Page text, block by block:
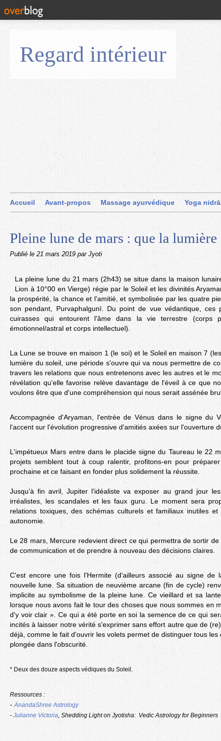
Regard intérieur
Accueil Avant-propos Massage ayurvédique Yoga nidrā
Pleine lune de mars : que la lumière
Publié le 21 mars 2019 par Jyoti
La pleine lune du 21 mars (2h43) se situe dans la maison
Lion à 10°00 en Vierge) régie par le Soleil et les divinités
la prospérité, la chance et l'amitié, et symbolisée par les quatre
son pendant, Purvaphalgunī. Du point de vue védantique, ces
cuirasses qui entourent l'âme dans la vie terrestre (corps
émotionnel/astral et corps intellectuel).
La Lune se trouve en maison 1 (le soi) et le Soleil en maison 7
lumière du soleil, une période s'ouvre qui va nous permettre de
travers les relations que nous entretenons avec les autres et le
révélation qu'elle favorise relève davantage de l'éveil à ce que
voulons être que d'une compréhension qui nous serait assénée
Accompagnée d'Aryaman, l'entrée de Vénus dans le signe du
l'accent sur l'évolution progressive d'amitiés axées sur l'ouverture
L'impétueux Mars entre dans le placide signe du Taureau le 22
projets semblent tout à coup ralentir, profitons-en pour
prochaine et ce faisant en fonder plus solidement la réussite.
Jusqu'à fin avril, Jupiter l'idéaliste va exposer au grand jour
irréalistes, les scandales et les faux guru. Le moment sera
relations toxiques, des schémas culturels et familiaux inutiles
autonomie.
Le 28 mars, Mercure redevient direct ce qui permettra de sortir
de communication et de prendre à nouveau des décisions claires.
C'est encore une fois l'Hermite (d'ailleurs associé au signe de
nouvelle lune. Sa situation de neuvième arcane (fin de cycle)
implicite au symbolisme de la pleine lune. Ce vieillard et sa
lorsque nous avons fait le tour des choses que nous sommes en
d'y voir clair ». Ce qui a été porte en soi la semence de ce qui
incités à laisser notre vérité s'exprimer sans effort autre que de
déjà, comme le fait d'ouvrir les volets permet de distinguer tous
plongée dans l'obscurité.
* Deux des douze aspects védiques du Soleil.
Ressources :
- AnandaShree Astrology
- Julianne Victoria, Shedding Light on Jyotisha: Vedic Astrology for Beginners